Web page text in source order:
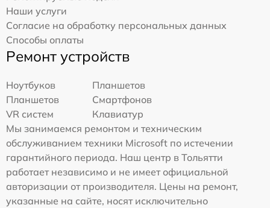
Наши услуги
Согласие на обработку персональных данных
Способы оплаты
Ремонт устройств
Ноутбуков
Планшетов
Планшетов
Смартфонов
VR систем
Клавиатур
Мы занимаемся ремонтом и техническим
обслуживанием техники Microsoft по истечении
гарантийного периода. Наш центр в Тольятти
работает независимо и не имеет официальной
авторизации от производителя. Цены на ремонт,
указанные на сайте, носят исключительно